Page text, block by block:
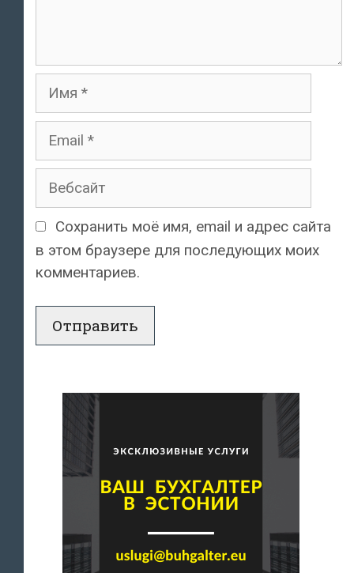
Имя
Email
Вебсайт
Сохранить моё имя, email и адрес сайта
в этом браузере для последующих моих
комментариев.